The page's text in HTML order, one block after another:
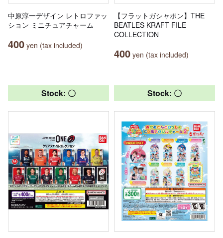
中原淳一デザイン レトロファッ
ション ミニチュアチャーム
400 yen (tax included)
【フラットガシャポン】THE
BEATLES KRAFT FILE
COLLECTION
400 yen (tax included)
Stock: 〇 Stock: 〇